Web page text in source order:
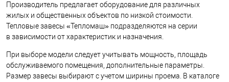
Производитель предлагает оборудование для различных
жилых и общественных объектов по низкой стоимости.
Тепловые завесы «Тепломаш» подразделяются на серии
в зависимости от характеристик и назначения.
При выборе модели следует учитывать мощность, площадь
обслуживаемого помещения, дополнительные параметры.
Размер завесы выбирают с учетом ширины проема. В каталоге